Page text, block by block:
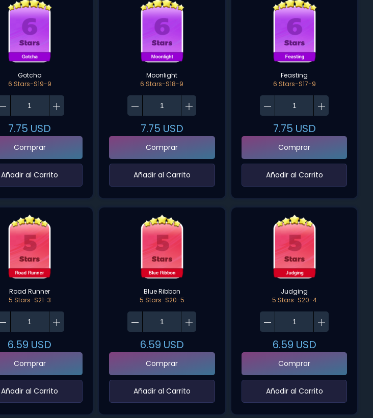
Gotcha
6 Stars-S19-9
7.75 USD
Comprar
‌Añadir al Carrito‌
Moonlight
6 Stars-S18-9
7.75 USD
Comprar
‌Añadir al Carrito‌
Feasting
6 Stars-S17-9
7.75 USD
Comprar
‌Añadir al Carrito‌
Road Runner
5 Stars-S21-3
6.59 USD
Comprar
‌Añadir al Carrito‌
Blue Ribbon
5 Stars-S20-5
6.59 USD
Comprar
‌Añadir al Carrito‌
Judging
5 Stars-S20-4
6.59 USD
Comprar
‌Añadir al Carrito‌